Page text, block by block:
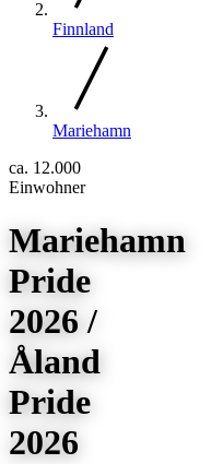
Finnland
Mariehamn
ca. 12.000
Einwohner
Mariehamn
Pride
2026 /
Åland
Pride
2026